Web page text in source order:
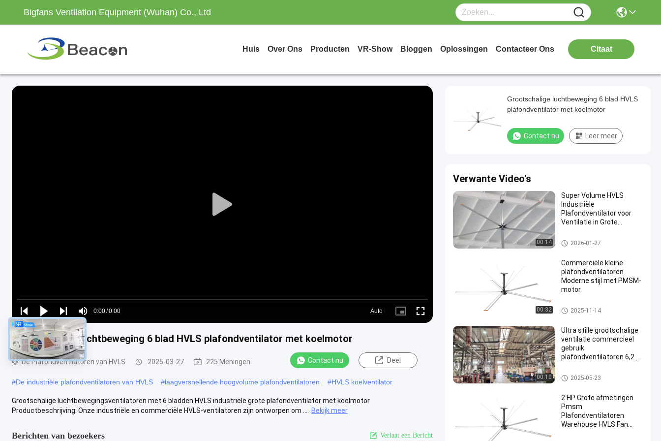
Bigfans Ventilation Equipment (Wuhan) Co., Ltd
Huis Over Ons Producten VR-Show Bloggen Oplossingen Contacteer Ons Citaat
Play
Play
next
Play
Play
next
Mute
Time
0:00/0:00
Loaded:
0%
Auto
Picture- Fullscreen
Grootschalige luchtbeweging 6 blad HVLS plafondventilator met koelmotor
De Plafondventilatoren van HVLS 2025-03-27 225 Meningen Contact nu Deel
#De industriële plafondventilatoren van HVLS #laagversnellende hoogvolume plafondventilatoren #HVLS koelventilator
Grootschalige luchtbewegingsventilatoren met 6 bladden HVLS industriële grote plafondventilator met koelmotor
Productbeschrijving: Onze industriële en commerciële HVLS-ventilatoren zijn ontworpen om ....
Bekijk meer
Berichten van bezoekers Verlaat een Bericht
Grootschalige luchtbeweging 6 blad HVLS
plafondventilator met koelmotor
Contact nu Leer meer
Verwante Video's
00:14
Super Volume HVLS
Industriële
Plafondventilator voor
Ventilatie in Grote
Motor Kerncomponenten
industriële plafondventilatoren
2026-01-27
00:32
Commerciële kleine
plafondventilatoren
Moderne stijl met PMSM-
motor
Kleine plafondventilatoren
2025-11-14
00:10
Ultra stille grootschalige
ventilatie commercieel
gebruik
plafondventilatoren 6,2m
commerciële plafondventilator
en
2025-05-23
2 HP Grote afmetingen
Pmsm
Plafondventilatoren
Warehouse HVLS Fan